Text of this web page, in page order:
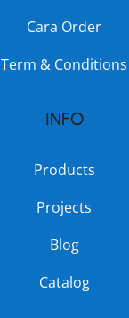
Cara Order
Term & Conditions
INFO
Products
Projects
Blog
Catalog